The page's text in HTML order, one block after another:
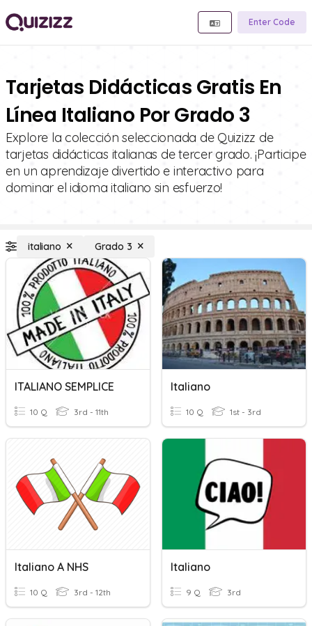
Enter Code
Tarjetas Didácticas Gratis En
Línea Italiano Por Grado 3
Explore la colección seleccionada de Quizizz de
tarjetas didácticas italianas de tercer grado. ¡Participe
en un aprendizaje divertido e interactivo para
dominar el idioma italiano sin esfuerzo!
italiano Grado 3
ITALIANO SEMPLICE
10 Q 3rd - 11th
Italiano
10 Q 1st - 3rd
Italiano A NHS
10 Q 3rd - 12th
Italiano
9 Q 3rd